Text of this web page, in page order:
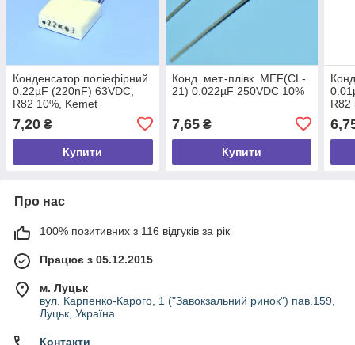
Конденсатор поліефірний
0.22µF (220nF) 63VDC,
R82 10%, Kemet
7,20 ₴
Купити
Конд. мет.-плівк. MEF(CL-
21) 0.022µF 250VDC 10%
7,65₴
Купити
R82
Про нас
100% позитивних з 116 відгуків за рік
Працює з 05.12.2015
м. Луцьк
вул. Карпенко-Карого, 1 ("Завокзальний ринок") пав.159,
Луцьк, Україна
Контакти